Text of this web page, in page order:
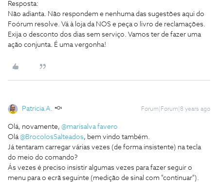
Resposta:
Não adianta. Não respondem e nenhuma das sugestões aqui do
Foórum resolve. Vá à loja da NOS e peça o livro de reclamações.
Exija o desconto dos dias sem serviço. Vamos ter de fazer uma
ação conjunta. É uma vergonha!
Patricia A. Forum|Forum|8 years ago
Olá, novamente, @marisalva favero
Olá@BrocolosSalteados, bem vindo também.
Já tentaram carregar várias vezes (de forma insistente) na tecla
do meio do comando?
Ás vezes é preciso insistir algumas vezes para fazer seguir o
menu para o ecrã seguinte (medição de sinal com "continuar").